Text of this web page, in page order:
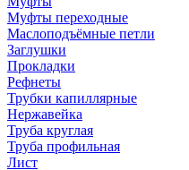
Муфты переходные
Маслоподъёмные петли
Заглушки
Прокладки
Рефнеты
Трубки капиллярные
Нержавейка
Труба круглая
Труба профильная
Лист